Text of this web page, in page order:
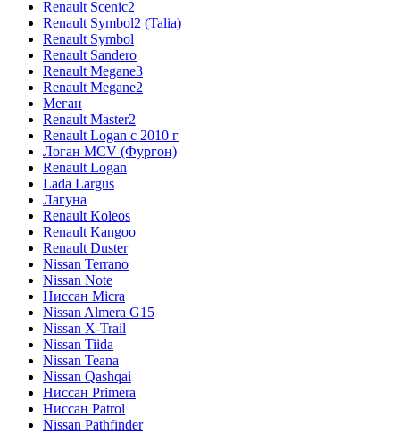
Renault Scenic2
Renault Symbol2 (Talia)
Renault Symbol
Renault Sandero
Renault Megane3
Renault Megane2
Меган
Renault Master2
Renault Logan c 2010 г
Логан МСV (Фургон)
Renault Logan
Lada Largus
Лагуна
Renault Koleos
Renault Kangoo
Renault Duster
Nissan Terrano
Nissan Note
Ниссан Micra
Nissan Almera G15
Nissan X-Trail
Nissan Tiida
Nissan Teana
Nissan Qashqai
Ниссан Primera
Ниссан Patrol
Nissan Pathfinder